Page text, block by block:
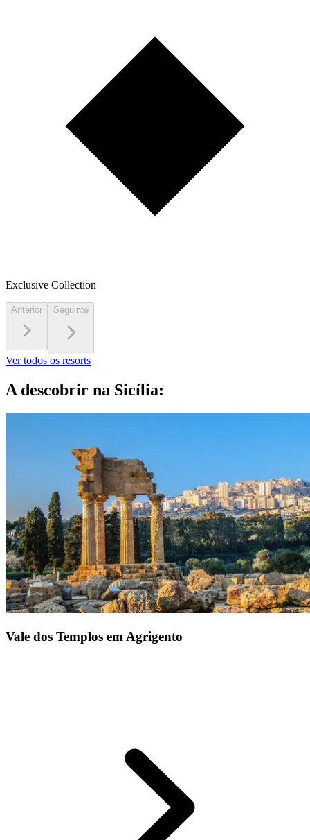
Exclusive Collection
Anterior Seguinte
Ver todos os resorts
A descobrir na Sicília:
Vale dos Templos em Agrigento